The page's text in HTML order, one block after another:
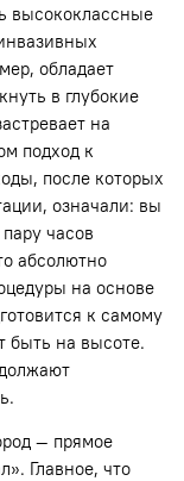
высококлассные
обладает
в глубокие
на
подход к
после которых
означали: вы
часов
абсолютно
на основе
к самому
быть на высоте.
— прямое
Главное, что